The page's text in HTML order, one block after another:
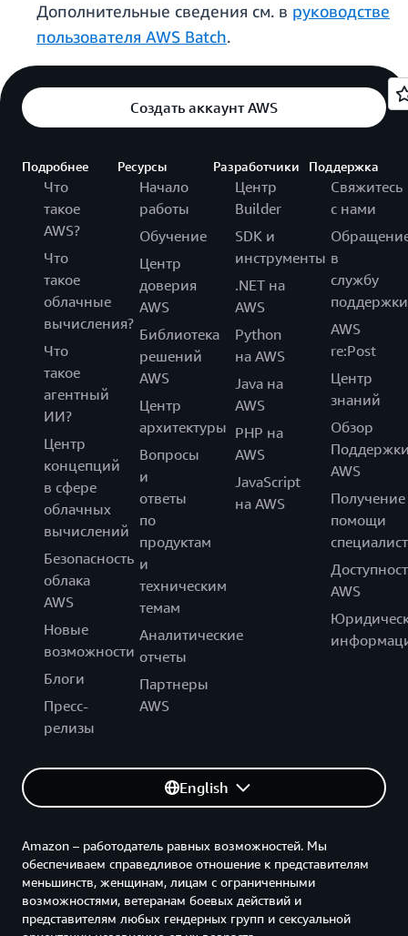
Дополнительные сведения см. в руководстве
пользователя AWS Batch.
Создать аккаунт AWS
Подробнее
Что
такое
AWS?
Что
такое
облачные
вычисления?
Что
такое
агентный
ИИ?
Центр
концепций
в сфере
облачных
вычислений
Безопасность
облака
AWS
Новые
возможности
Блоги
Пресс-
релизы
Ресурсы
Начало
работы
Обучение
Центр
доверия
AWS
Библиотека
решений
AWS
Центр
архитектуры
Вопросы
и
ответы
по
продуктам
и
техническим
темам
Аналитические
отчеты
Партнеры
AWS
Разработчики
Центр
Builder
SDK и
инструменты
.NET на
AWS
Python
на AWS
Java на
AWS
PHP на
AWS
JavaScript
на AWS
Поддержка
Свяжитесь
с нами
в
службу
поддержки
AWS
re:Post
Центр
знаний
Обзор
AWS
Получение
помощи
AWS
English
Amazon – работодатель равных возможностей. Мы
обеспечиваем справедливое отношение к представителям
меньшинств, женщинам, лицам с ограниченными
возможностями, ветеранам боевых действий и
представителям любых гендерных групп и сексуальной